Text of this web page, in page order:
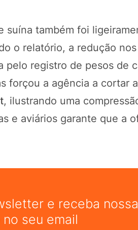
suína também foi
o relatório, a redução
registro de pesos de
forçou a agência a cortar
, ilustrando uma
e aviários garante que a
Orgânico
e receba
seu email